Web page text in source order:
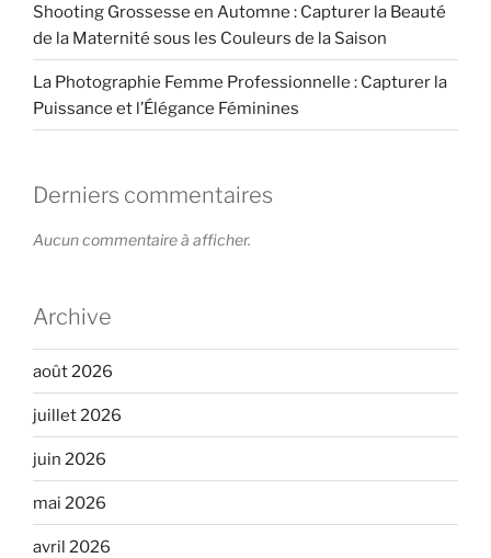
Shooting Grossesse en Automne : Capturer la Beauté
de la Maternité sous les Couleurs de la Saison
La Photographie Femme Professionnelle : Capturer la
Puissance et l’Élégance Féminines
Derniers commentaires
Aucun commentaire à afficher.
Archive
août 2026
juillet 2026
juin 2026
mai 2026
avril 2026